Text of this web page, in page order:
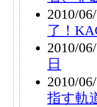
2010/
了！
2010/
日
2010/
指す軌